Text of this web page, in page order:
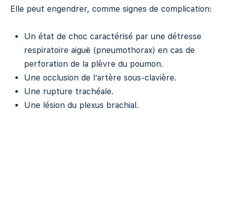
Elle peut engendrer, comme signes de complication:
Un état de choc caractérisé par une détresse
respiratoire aiguë (pneumothorax) en cas de
perforation de la plèvre du poumon.
Une occlusion de l’artère sous-clavière.
Une rupture trachéale.
Une lésion du plexus brachial.